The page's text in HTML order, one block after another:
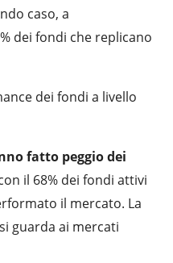
caso, a
dei fondi che replicano
dei fondi a livello
fatto peggio dei
il 68% dei fondi attivi
il mercato. La
guarda ai mercati